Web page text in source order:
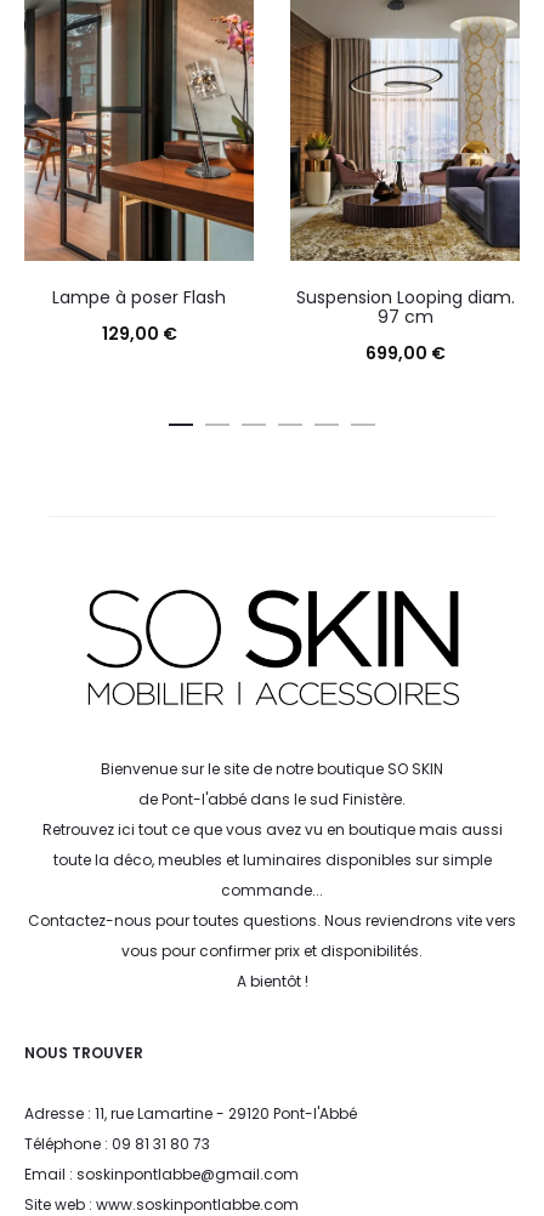
Lampe à poser Flash
129,00 €
Suspension Looping diam.
97 cm
699,00 €
Bienvenue sur le site de notre boutique SO SKIN
de Pont-l'abbé dans le sud Finistère.
Retrouvez ici tout ce que vous avez vu en boutique mais aussi
toute la déco, meubles et luminaires disponibles sur simple
commande...
Contactez-nous pour toutes questions. Nous reviendrons vite vers
vous pour confirmer prix et disponibilités.
A bientôt !
NOUS TROUVER
Adresse : 11, rue Lamartine - 29120 Pont-l'Abbé
Téléphone : 09 81 31 80 73
Email : soskinpontlabbe@gmail.com
Site web : www.soskinpontlabbe.com